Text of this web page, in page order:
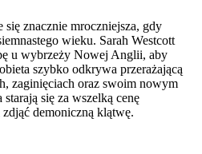
znacznie mroczniejsza, gdy
wieku. Sarah Westcott
u wybrzeży Nowej Anglii, aby
szybko odkrywa przerażającą
zaginięciach oraz swoim nowym
się za wszelką cenę
zdjąć demoniczną klątwę.